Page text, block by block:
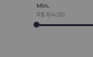
R$ 104,00